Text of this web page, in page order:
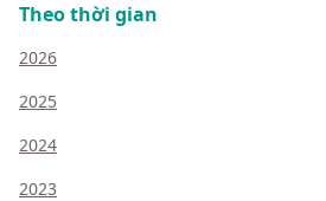
Theo thời gian
2026
2025
2024
2023